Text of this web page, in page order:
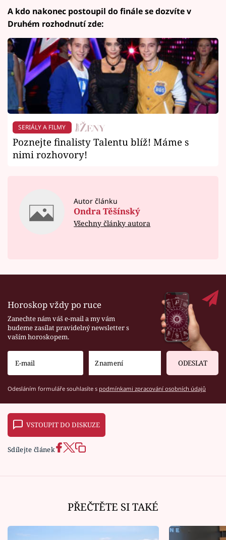
A kdo nakonec postoupil do finále se dozvíte v
Druhém rozhodnutí zde:
SERIÁLY A FILMY
Poznejte finalisty Talentu blíž! Máme s
nimi rozhovory!
Autor článku
Ondra Těšínský
Všechny články autora
Horoskop vždy po ruce
Zanechte nám váš e-mail a my vám
budeme zasílat pravidelný newsletter s
vaším horoskopem.
ODESLAT
Odesláním formuláře souhlasíte s podmínkami zpracování osobních údajů
VSTOUPIT DO DISKUZE
Sdílejte článek
PŘEČTĚTE SI TAKÉ